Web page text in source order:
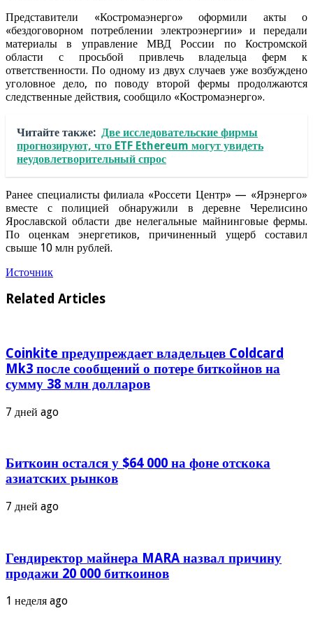
Представители «Костромаэнерго» оформили акты о
«бездоговорном потреблении электроэнергии» и передали
материалы в управление МВД России по Костромской
области с просьбой привлечь владельца ферм к
ответственности. По одному из двух случаев уже возбуждено
уголовное дело, по поводу второй фермы продолжаются
следственные действия, сообщило «Костромаэнерго».
Читайте также: Две исследовательские фирмы
прогнозируют, что ETF Ethereum могут увидеть
неудовлетворительный спрос
Ранее специалисты филиала «Россети Центр» — «Ярэнерго»
вместе с полицией обнаружили в деревне Черелисино
Ярославской области две нелегальные майнинговые фермы.
По оценкам энергетиков, причиненный ущерб составил
свыше 10 млн рублей.
Источник
Related Articles
Coinkite предупреждает владельцев Coldcard
Mk3 после сообщений о потере биткойнов на
сумму 38 млн долларов
7 дней ago
Биткоин остался у $64 000 на фоне отскока
азиатских рынков
7 дней ago
Гендиректор майнера MARA назвал причину
продажи 20 000 биткоинов
1 неделя ago